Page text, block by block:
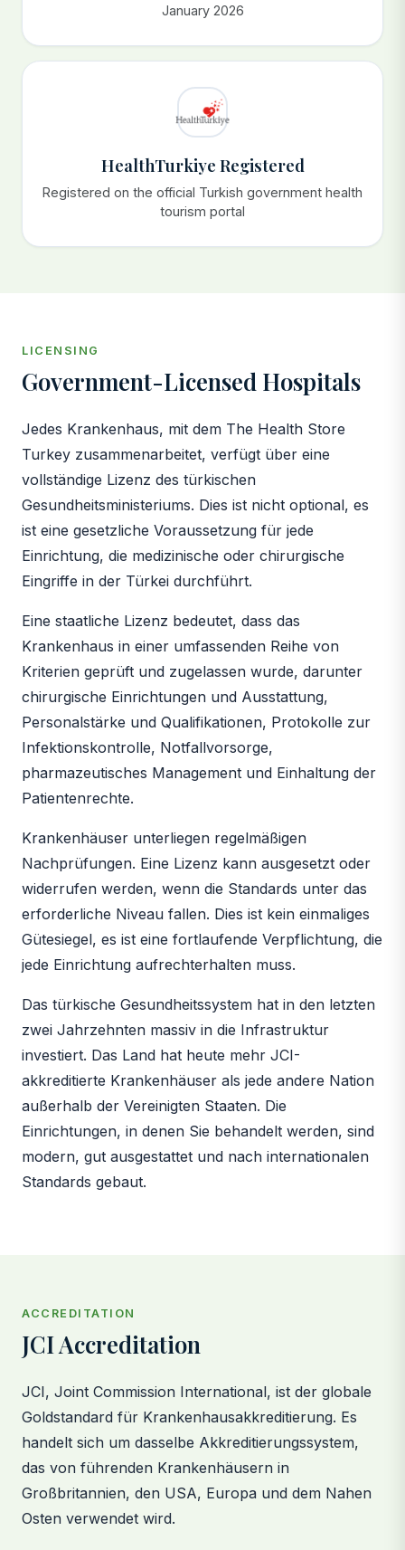
January 2026
HealthTurkiye Registered
Registered on the official Turkish government health
tourism portal
LICENSING
Government-Licensed Hospitals
Jedes Krankenhaus, mit dem The Health Store
Turkey zusammenarbeitet, verfügt über eine
vollständige Lizenz des türkischen
Gesundheitsministeriums. Dies ist nicht optional, es
ist eine gesetzliche Voraussetzung für jede
Einrichtung, die medizinische oder chirurgische
Eingriffe in der Türkei durchführt.
Eine staatliche Lizenz bedeutet, dass das
Krankenhaus in einer umfassenden Reihe von
Kriterien geprüft und zugelassen wurde, darunter
chirurgische Einrichtungen und Ausstattung,
Personalstärke und Qualifikationen, Protokolle zur
Infektionskontrolle, Notfallvorsorge,
pharmazeutisches Management und Einhaltung der
Patientenrechte.
Krankenhäuser unterliegen regelmäßigen
Nachprüfungen. Eine Lizenz kann ausgesetzt oder
widerrufen werden, wenn die Standards unter das
erforderliche Niveau fallen. Dies ist kein einmaliges
Gütesiegel, es ist eine fortlaufende Verpflichtung, die
jede Einrichtung aufrechterhalten muss.
Das türkische Gesundheitssystem hat in den letzten
zwei Jahrzehnten massiv in die Infrastruktur
investiert. Das Land hat heute mehr JCI-
akkreditierte Krankenhäuser als jede andere Nation
außerhalb der Vereinigten Staaten. Die
Einrichtungen, in denen Sie behandelt werden, sind
modern, gut ausgestattet und nach internationalen
Standards gebaut.
ACCREDITATION
JCI Accreditation
JCI, Joint Commission International, ist der globale
Goldstandard für Krankenhausakkreditierung. Es
handelt sich um dasselbe Akkreditierungssystem,
das von führenden Krankenhäusern in
Großbritannien, den USA, Europa und dem Nahen
Osten verwendet wird.